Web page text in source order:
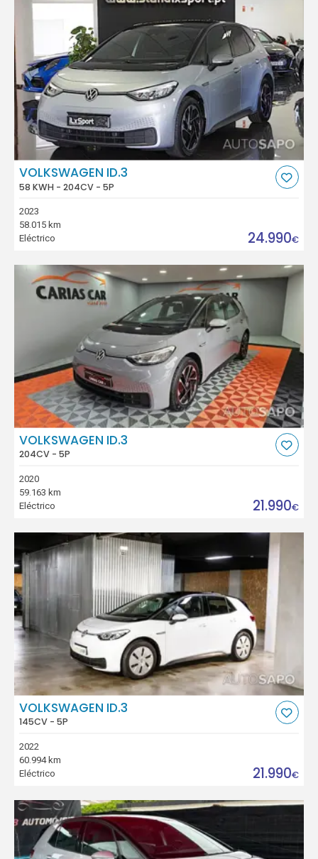
VOLKSWAGEN ID.3
58 KWH - 204CV - 5P
2023
58.015 km
Eléctrico
24.990€
VOLKSWAGEN ID.3
204CV - 5P
2020
59.163 km
Eléctrico
21.990€
VOLKSWAGEN ID.3
145CV - 5P
2022
60.994 km
Eléctrico
21.990€